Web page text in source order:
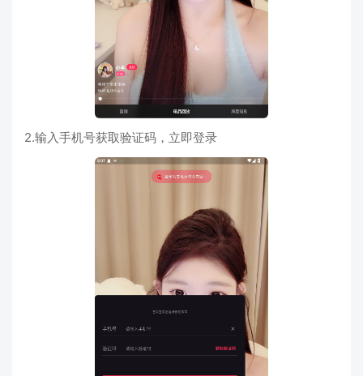
2.输入手机号获取验证码，立即登录